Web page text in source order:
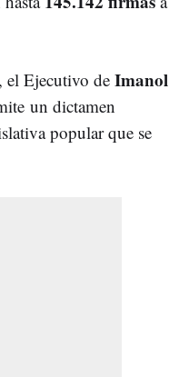
el Ejecutivo de Imanol
un dictamen
popular que se